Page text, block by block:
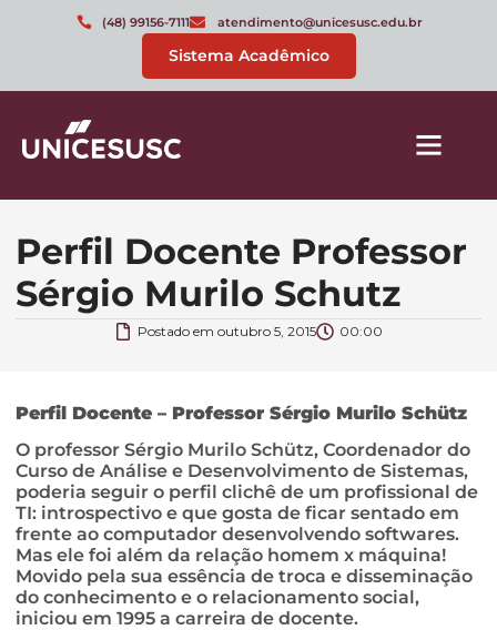
(48) 99156-7111 atendimento@unicesusc.edu.br
Sistema Acadêmico
Perfil Docente Professor
Sérgio Murilo Schutz
Postado em outubro 5, 2015 00:00
Perfil Docente – Professor Sérgio Murilo Schütz
O professor Sérgio Murilo Schütz, Coordenador do
Curso de Análise e Desenvolvimento de Sistemas,
poderia seguir o perfil clichê de um profissional de
TI: introspectivo e que gosta de ficar sentado em
frente ao computador desenvolvendo softwares.
Mas ele foi além da relação homem x máquina!
Movido pela sua essência de troca e disseminação
do conhecimento e o relacionamento social,
iniciou em 1995 a carreira de docente.